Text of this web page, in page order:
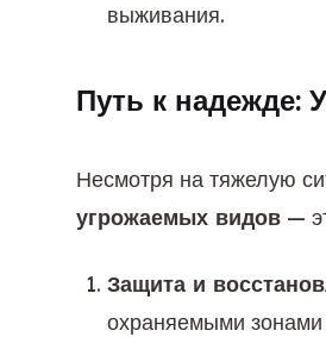
выживания.
Путь к надежде:
Несмотря на тяжелую
угрожаемых видов —
Защита и
охраняемыми